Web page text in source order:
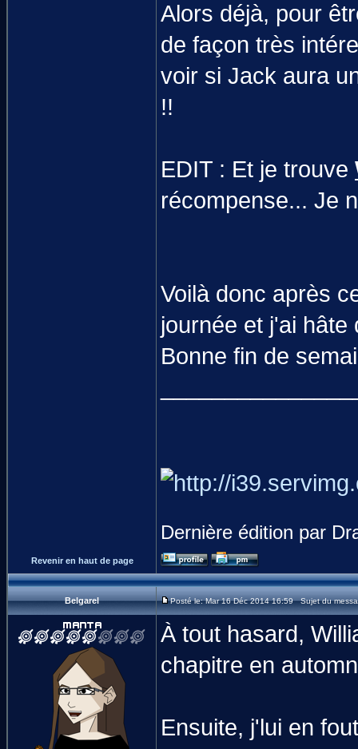
Alors déjà, pour
de façon très
voir si Jack aura
!!
EDIT : Et je trouve
récompense... Je
Voilà donc après
journée et j'ai
Bonne fin de
Dernière édition par
Revenir en haut de page
Belgarel Posté le: Mar 16 Déc 2014 16:59 Sujet du
À tout hasard,
chapitre en
Ensuite, j'lui en